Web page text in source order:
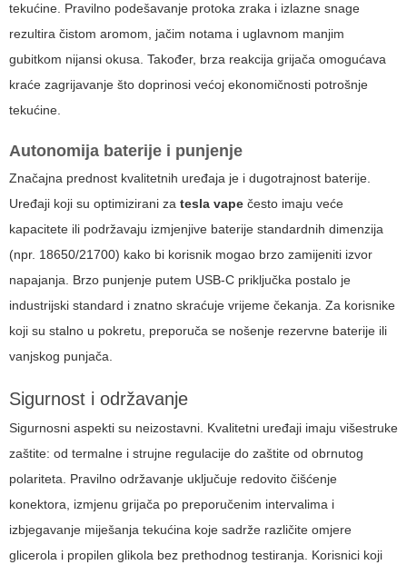
tekućine. Pravilno podešavanje protoka zraka i izlazne snage
rezultira čistom aromom, jačim notama i uglavnom manjim
gubitkom nijansi okusa. Također, brza reakcija grijača omogućava
kraće zagrijavanje što doprinosi većoj ekonomičnosti potrošnje
tekućine.
Autonomija baterije i punjenje
Značajna prednost kvalitetnih uređaja je i dugotrajnost baterije.
Uređaji koji su optimizirani za tesla vape često imaju veće
kapacitete ili podržavaju izmjenjive baterije standardnih dimenzija
(npr. 18650/21700) kako bi korisnik mogao brzo zamijeniti izvor
napajanja. Brzo punjenje putem USB-C priključka postalo je
industrijski standard i znatno skraćuje vrijeme čekanja. Za korisnike
koji su stalno u pokretu, preporuča se nošenje rezervne baterije ili
vanjskog punjača.
Sigurnost i održavanje
Sigurnosni aspekti su neizostavni. Kvalitetni uređaji imaju višestruke
zaštite: od termalne i strujne regulacije do zaštite od obrnutog
polariteta. Pravilno održavanje uključuje redovito čišćenje
konektora, izmjenu grijača po preporučenim intervalima i
izbjegavanje miješanja tekućina koje sadrže različite omjere
glicerola i propilen glikola bez prethodnog testiranja. Korisnici koji